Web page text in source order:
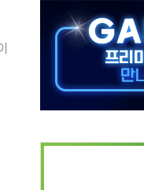
최대폭 감소한 9.4%↓…유
콜롬비아 대통령 취임식
30mm 강한 비...호우 피
"청년 우롱 기괴" vs 與 "